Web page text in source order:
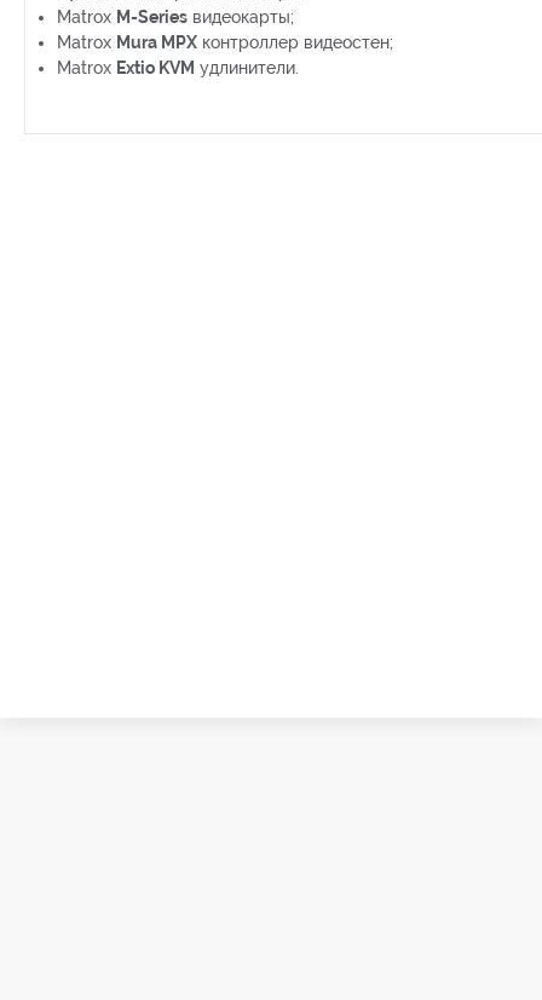
Matrox M-Series видеокарты;
Matrox Mura MPX контроллер видеостен;
Matrox Extio KVM удлинители.